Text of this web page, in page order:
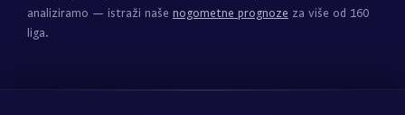
analiziramo — istraži naše nogometne prognoze za više od 160
liga.